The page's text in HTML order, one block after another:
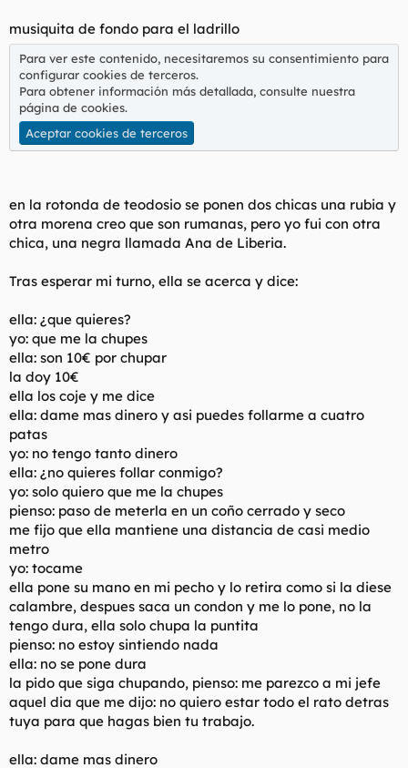
musiquita de fondo para el ladrillo
Para ver este contenido, necesitaremos su consentimiento para
configurar cookies de terceros.
Para obtener información más detallada, consulte nuestra
página de cookies.
Aceptar cookies de terceros
en la rotonda de teodosio se ponen dos chicas una rubia y
otra morena creo que son rumanas, pero yo fui con otra
chica, una negra llamada Ana de Liberia.
Tras esperar mi turno, ella se acerca y dice:
ella: ¿que quieres?
yo: que me la chupes
ella: son 10€ por chupar
la doy 10€
ella los coje y me dice
ella: dame mas dinero y asi puedes follarme a cuatro
patas
yo: no tengo tanto dinero
ella: ¿no quieres follar conmigo?
yo: solo quiero que me la chupes
pienso: paso de meterla en un coño cerrado y seco
me fijo que ella mantiene una distancia de casi medio
metro
yo: tocame
ella pone su mano en mi pecho y lo retira como si la diese
calambre, despues saca un condon y me lo pone, no la
tengo dura, ella solo chupa la puntita
pienso: no estoy sintiendo nada
ella: no se pone dura
la pido que siga chupando, pienso: me parezco a mi jefe
aquel dia que me dijo: no quiero estar todo el rato detras
tuya para que hagas bien tu trabajo.
ella: dame mas dinero